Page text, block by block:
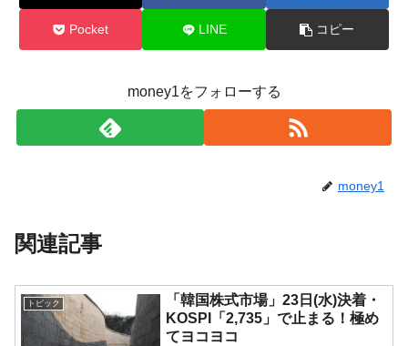
Pocket LINE コピー
money1をフォローする
money1
関連記事
トピック
「韓国株式市場」23日(水)決着・
KOSPI「2,735」で止まる！極め
てヨコヨコ